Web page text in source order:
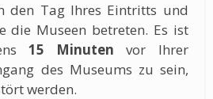
den Tag Ihres Eintritts und
die Museen betreten. Es ist
15 Minuten vor Ihrer
des Museums zu sein,
werden.